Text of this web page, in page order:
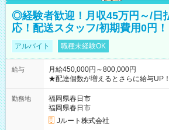
◎経験者歓迎！月収45万円～/日
応！配送スタッフ/初期費用0円！
アルバイト 職種未経験OK
給与
月給450,000円～800,000円
★配達個数が増えるとさらに給与UP
ど！ ・主要都市エリア 月収55万円／週5日稼働 月収65万~112
万円／週6日稼働 ・地方郊外エリア 月収40万円／週5日稼働 月
収40万円~50万円／週6日稼働 ＜モデルイメージ＞ ■月収50万
円 (27歳男性/江東区在住)※元建築関
(日休み) ■月収80万円(43歳男性/墨田区在住)※元営業 1日200個
勤務地
福岡県春日市
福岡県春日市
Jルート株式会社